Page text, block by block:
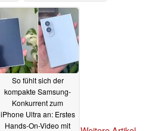
So fühlt sich der
kompakte Samsung-
Konkurrent zum
iPhone Ultra an: Erstes
Hands-On-Video mit